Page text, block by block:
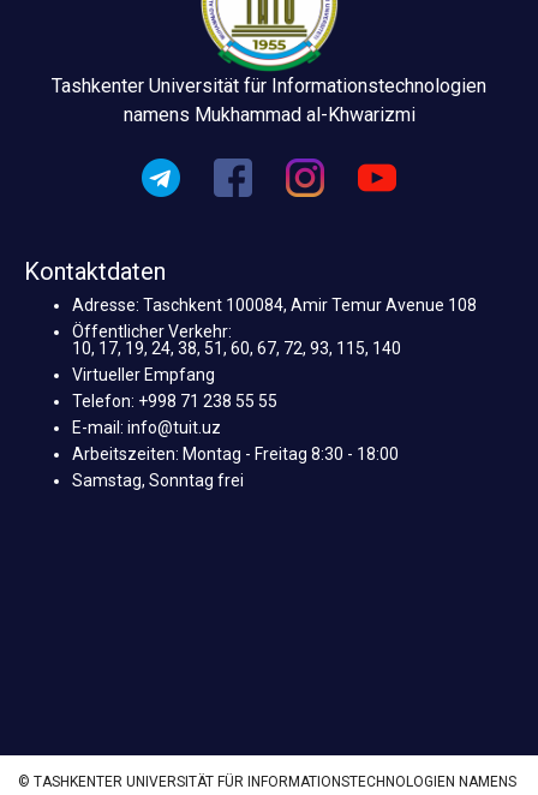
Tashkenter Universität für Informationstechnologien
namens Mukhammad al-Khwarizmi
Kontaktdaten
Adresse: Taschkent 100084, Amir Temur Avenue 108
Öffentlicher Verkehr:
10, 17, 19, 24, 38, 51, 60, 67, 72, 93, 115, 140
Virtueller Empfang
Telefon: +998 71 238 55 55
E-mail: info@tuit.uz
Arbeitszeiten: Montag - Freitag 8:30 - 18:00
Samstag, Sonntag frei
© TASHKENTER UNIVERSITÄT FÜR INFORMATIONSTECHNOLOGIEN NAMENS